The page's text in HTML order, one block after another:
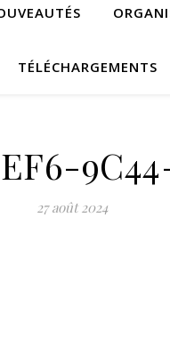
TÉLÉCHARGEMENTS
27 août 2024